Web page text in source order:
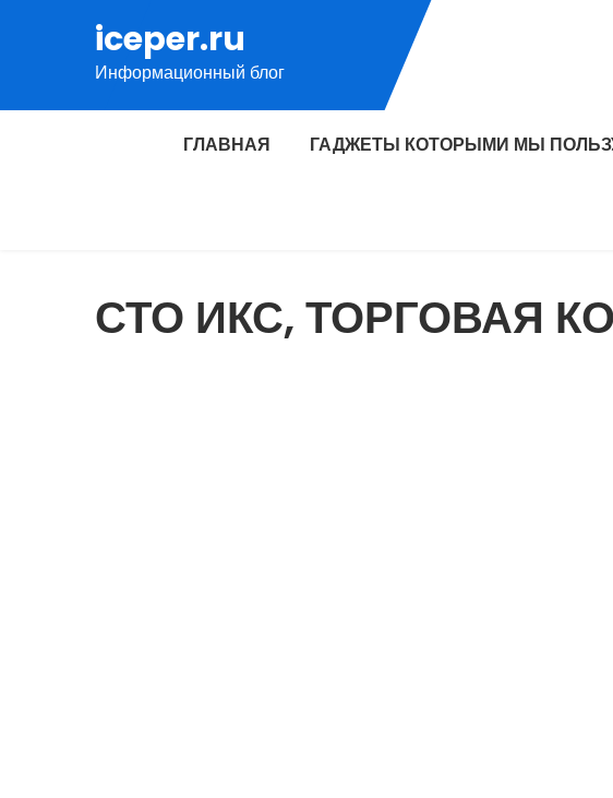
содержимому
iceper.ru
Информационный блог
ГЛАВНАЯ ГАДЖЕТЫ КОТОРЫМИ МЫ
СТО ИКС, ТОРГОВАЯ